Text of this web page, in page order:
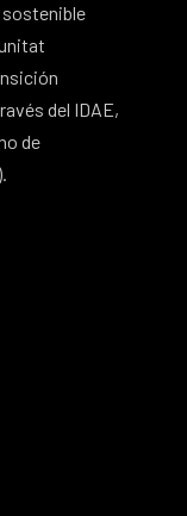
del IDAE,
de